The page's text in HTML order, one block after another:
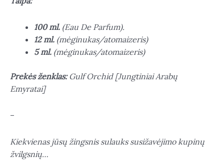
100 ml. (Eau De Parfum).
12 ml. (mėginukas/atomaizeris)
5 ml. (mėginukas/atomaizeris)
Prekės ženklas: Gulf Orchid [Jungtiniai Arabų
Emyratai]
–
Kiekvienas jūsų žingsnis sulauks susižavėjimo kupinų
žvilgsnių…